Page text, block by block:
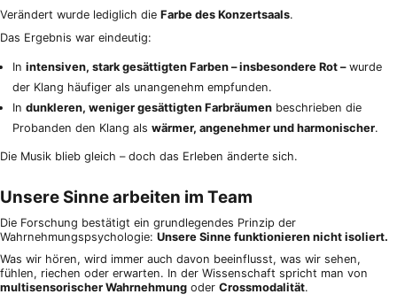
Verändert wurde lediglich die Farbe des Konzertsaals.
Das Ergebnis war eindeutig:
Inintensiven, stark gesättigten Farben – insbesondere Rot –wurde
der Klang häufiger als unangenehm empfunden.
Indunkleren, weniger gesättigten Farbräumen beschrieben die
Probanden den Klang alswärmer, angenehmer und harmonischer.
Die Musik blieb gleich – doch das Erleben änderte sich.
Unsere Sinne arbeiten im Team
Die Forschung bestätigt ein grundlegendes Prinzip der
Wahrnehmungspsychologie: Unsere Sinne funktionieren nicht isoliert.
Was wir hören, wird immer auch davon beeinflusst, was wir sehen,
fühlen, riechen oder erwarten. In der Wissenschaft spricht man von
multisensorischer Wahrnehmung oder Crossmodalität.